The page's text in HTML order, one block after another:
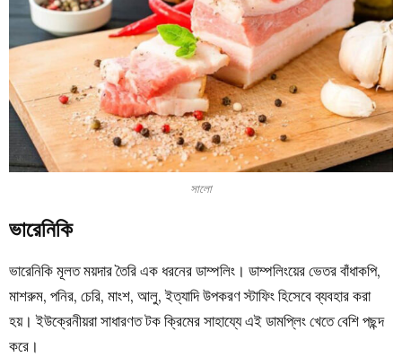
সালো
ভারেনিকি
ভারেনিকি মূলত ময়দার তৈরি এক ধরনের ডাম্পলিং। ডাম্পলিংয়ের ভেতর বাঁধাকপি,
মাশরুম, পনির, চেরি, মাংশ, আলু, ইত্যাদি উপকরণ স্টাফিং হিসেবে ব্যবহার করা
হয়। ইউক্রেনীয়রা সাধারণত টক ক্রিমের সাহায্যে এই ডামপ্লিং খেতে বেশি পছন্দ
করে।